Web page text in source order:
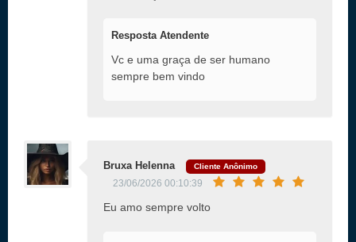
Resposta Atendente
Vc e uma graça de ser humano
sempre bem vindo
Bruxa Helenna Cliente Anônimo
23/06/2026 00:10:39
Eu amo sempre volto